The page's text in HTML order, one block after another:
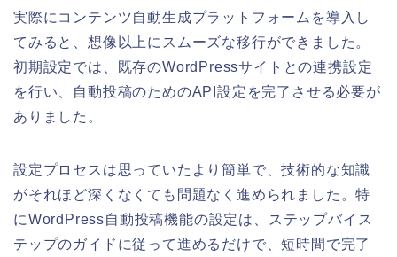
実際にコンテンツ自動生成プラットフォームを導入し
てみると、想像以上にスムーズな移行ができました。
初期設定では、既存のWordPressサイトとの連携設定
を行い、自動投稿のためのAPI設定を完了させる必要が
ありました。
設定プロセスは思っていたより簡単で、技術的な知識
がそれほど深くなくても問題なく進められました。特
にWordPress自動投稿機能の設定は、ステップバイス
テップのガイドに従って進めるだけで、短時間で完了